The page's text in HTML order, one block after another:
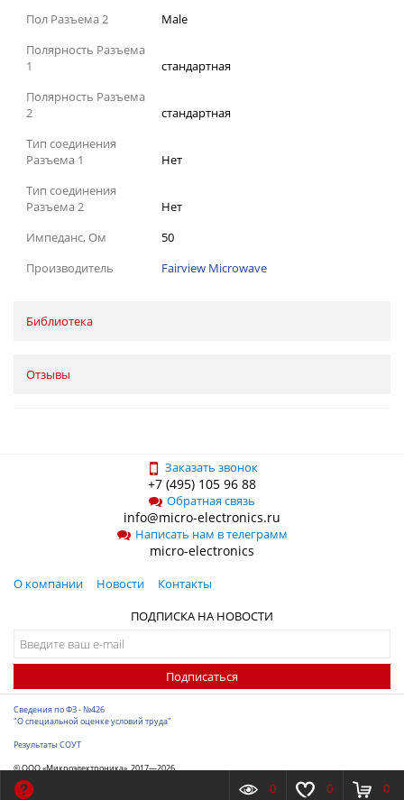
Пол Разъема 2
Male
Полярность Разъема
1
стандартная
Полярность Разъема
2
стандартная
Тип соединения
Разъема 1
Нет
Тип соединения
Разъема 2
Нет
Импеданс, Ом
50
Производитель
Fairview Microwave
Библиотека
Отзывы
Заказать звонок
+7 (495) 105 96 88
Обратная связь
info@micro-electronics.ru
Написать нам в телеграмм
micro-electronics
О компании Новости
Контакты
ПОДПИСКА НА НОВОСТИ
Подписаться
Сведения по ФЗ - №426
"О специальной оценке условий труда"
Результаты СОУТ
© ООО «Микроэлектроника», 2017—2026
Разработка сайта
0 0 0